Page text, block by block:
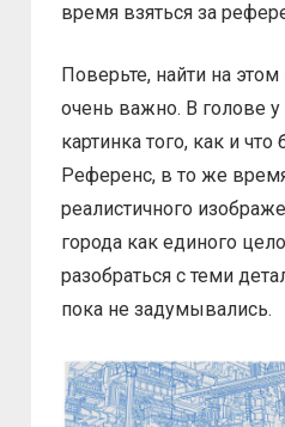
время взяться за
Поверьте, найти на
очень важно. В голове у
картинка того, как и
Референс, в то же
реалистичного
города как единого
разобраться с теми
пока не задумывались.